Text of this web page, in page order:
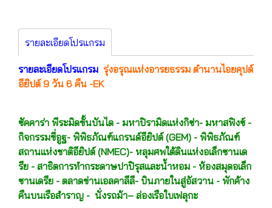
รายละเอียดโปรแกรม
รายละเอียดโปรแกรม รุ่งอรุณแห่งอารยธรรม ตำนานไอยคุปต์
อียิปต์ 9 วัน 6 คืน -EK
ซัคคาร่า พีระมิดขั้นบันได - มหาปิรามิดแห่งกิซ่า- มหาสฟิงซ์ -
กิจกรรมขี่อูฐ- พิพิธภัณฑ์แกรนด์อียิปต์ (GEM) - พิพิธภัณฑ์
สถานแห่งชาติอียิปต์ (NMEC)- หลุมศพใต้ดินแห่งอเล็กซานเด
รีย - สาธิตการทำกระดาษปาปิรุสและน้ำหอม - ห้องสมุดอเล็ก
ซานเดรีย - ตลาดข่านเอลคาลีลี- บินภายในสู่อัสวาน - พักค้าง
คืนบนเรือสำราญ - นั่งรถม้า– ล่องเรือใบเฟลุกะ